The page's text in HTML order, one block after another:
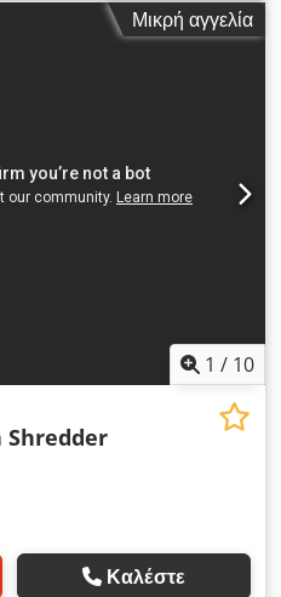
Μικρή αγγελία
1 / 10
Shredder
Καλέστε